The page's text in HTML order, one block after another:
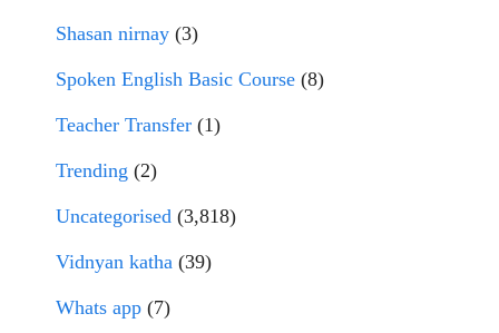
Shasan nirnay (3)
Spoken English Basic Course (8)
Teacher Transfer (1)
Trending (2)
Uncategorised (3,818)
Vidnyan katha (39)
Whats app (7)